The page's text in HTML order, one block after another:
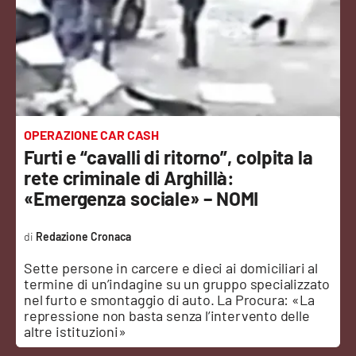
Sanità
Sport
Cultura
Podcast
Meteo
Editoriali
VIDEO
Ambiente
Cronaca
OPERAZIONE CAR CASH
Furti e “cavalli di ritorno”, colpita la
rete criminale di Arghillà:
«Emergenza sociale» – NOMI
Sette persone in carcere e dieci ai domiciliari al
termine di un’indagine su un gruppo specializzato
nel furto e smontaggio di auto. La Procura: «La
repressione non basta senza l’intervento delle
altre istituzioni»
Redazione Cronaca